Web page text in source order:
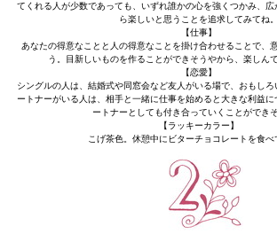
てくれる人が少数であっても、いずれ誰かの心を強くつかみ、
ら楽しいと思うことを追求してみてね。
【仕事】
あなたの得意なことと人の得意なことを掛け合わせることで、
う。目新しいものを作ることができそうやから、楽しん
【恋愛】
シングルの人は、結婚式や同窓会など友人がいる場で、おもし
ートナーがいる人は、相手と一緒に仕事を始めると大きな利益
ートナーとしても付き合っていくことができそ
【ラッキーカラー】
こげ茶色。休憩中にビターチョコレートを食べ